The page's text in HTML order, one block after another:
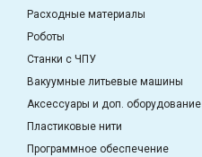
Расходные материалы
Роботы
Станки с ЧПУ
Вакуумные литьевые машины
Аксессуары и доп. оборудование
Пластиковые нити
Программное обеспечение